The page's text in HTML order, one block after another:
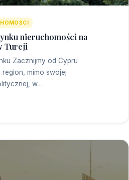
nieruchomości na
Turcji
Zacznijmy od Cypru
region, mimo swojej
w…